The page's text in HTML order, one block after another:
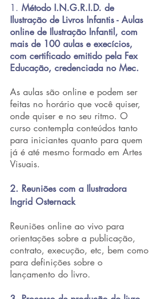
1. Método I.N.G.R.I.D. de
Ilustração de Livros Infantis - Aulas
online de Ilustração Infantil, com
mais de 100 aulas e execícios,
com certificado emitido pela Fex
Educação, credenciada no Mec.
As aulas são online e podem ser
feitas no horário que você quiser,
onde quiser e no seu ritmo. O
curso contempla conteúdos tanto
para iniciantes quanto para quem
já é até mesmo formado em Artes
Visuais.
2. Reuniões com a Ilustradora
Ingrid Osternack
Reuniões online ao vivo para
orientações sobre a publicação,
contrato, execução, etc, bem como
para definições sobre o
lançamento do livro.